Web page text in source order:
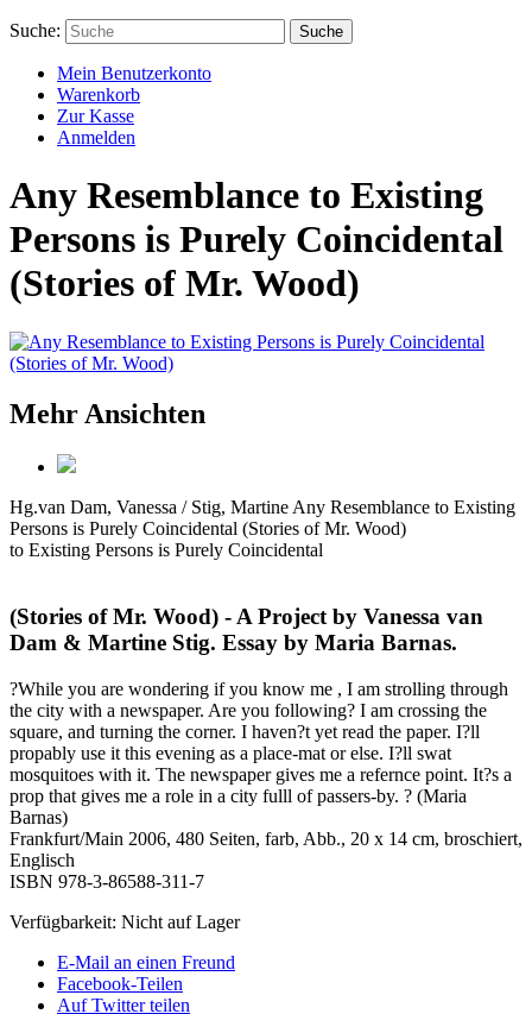
Suche: Suche
Mein Benutzerkonto
Warenkorb
Zur Kasse
Anmelden
Any Resemblance to Existing
Persons is Purely Coincidental
(Stories of Mr. Wood)
Mehr Ansichten
Hg.van Dam, Vanessa / Stig, Martine Any Resemblance to Existing
Persons is Purely Coincidental (Stories of Mr. Wood)
to Existing Persons is Purely Coincidental
(Stories of Mr. Wood) - A Project by Vanessa van
Dam & Martine Stig. Essay by Maria Barnas.
?While you are wondering if you know me , I am strolling through
the city with a newspaper. Are you following? I am crossing the
square, and turning the corner. I haven?t yet read the paper. I?ll
propably use it this evening as a place-mat or else. I?ll swat
mosquitoes with it. The newspaper gives me a refernce point. It?s a
prop that gives me a role in a city fulll of passers-by. ? (Maria
Barnas)
Frankfurt/Main 2006, 480 Seiten, farb, Abb., 20 x 14 cm, broschiert,
Englisch
ISBN 978-3-86588-311-7
Verfügbarkeit: Nicht auf Lager
E-Mail an einen Freund
Facebook-Teilen
Auf Twitter teilen